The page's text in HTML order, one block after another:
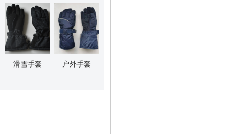
滑雪手套 户外手套